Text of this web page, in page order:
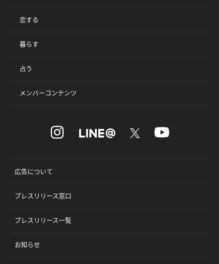
恋する
暮らす
占う
メンバーコンテンツ
広告について
プレスリリース窓口
プレスリリース一覧
お知らせ